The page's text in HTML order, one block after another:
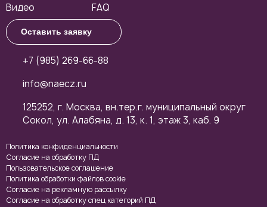
Видео
FAQ
Оставить заявку
+7 (985) 269-66-88
info@naecz.ru
125252, г. Москва, вн.тер.г. муниципальный округ
Сокол, ул. Алабяна, д. 13, к. 1, этаж 3, каб. 9
Политика конфиденциальности
Cогласие на обработку ПД
Пользовательское соглашение
Политика обработки файлов cookie
Согласие на рекламную рассылку
Согласие на обработку спец категорий ПД